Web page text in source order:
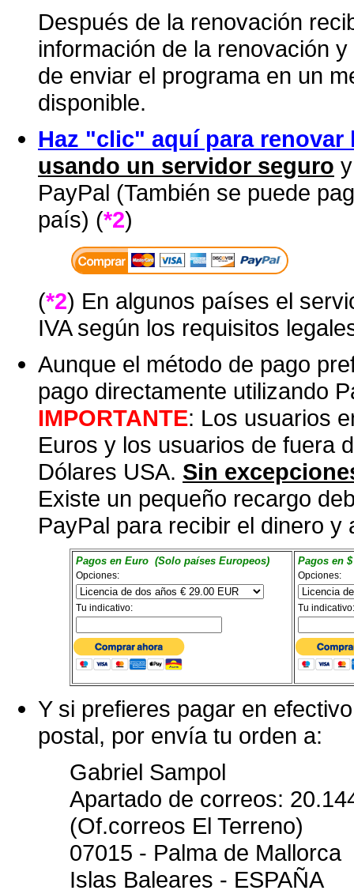
Después de la renovación
información de la renovación
de enviar el programa en un
disponible.
Haz "clic" aquí para
usando un servidor seguro
PayPal (También se puede
país) (*2)
(*2) En algunos países el
IVA según los requisitos
Aunque el método de pago
pago directamente utilizando
IMPORTANTE: Los usuarios
Euros y los usuarios de fuera
Dólares USA. Sin
Existe un pequeño recargo
PayPal para recibir el dinero y
Pagos en Euro (Solo países Europeos)
Opciones:
Tu indicativo:
Pagos en
Opciones:
Tu indicativo:
Y si prefieres pagar en
postal, por envía tu orden a:
Gabriel Sampol
Apartado de correos:
(Of.correos El Terreno)
07015 - Palma de Mallorca
Islas Baleares - ESPAÑA